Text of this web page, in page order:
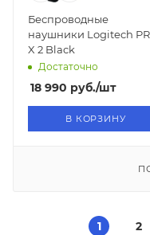
Беспроводные
наушники Logitech
X 2 Black
Достаточно
18 990 руб./шт
В КОРЗИНУ
1 2